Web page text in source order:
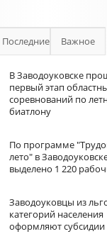
Последние Важное
В Заводоуковске
первый этап
соревнований по
биатлону
По программе
лето" в
выделено 1 220
Заводоуковцы из
категорий населения
оформляют субсидии